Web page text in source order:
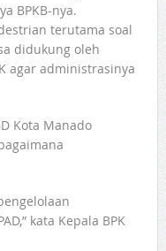
BPKB-nya.
terutama soal
didukung oleh
agar administrasinya
Kota Manado
kata Kepala BPK